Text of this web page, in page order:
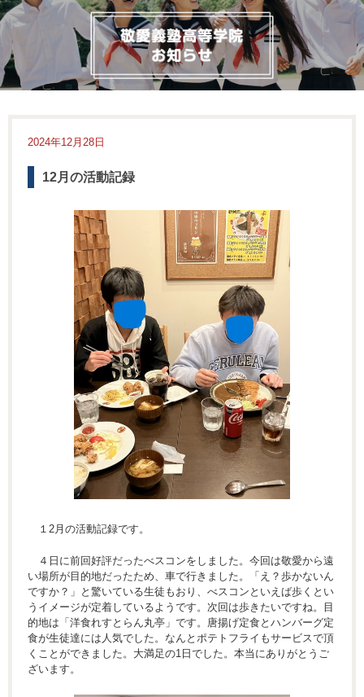
2024年12月28日
12月の活動記録
１2月の活動記録です。
４日に前回好評だったべスコンをしました。今回は敬愛から遠
い場所が目的地だったため、車で行きました。「え？歩かないん
ですか？」と驚いている生徒もおり、べスコンといえば歩くとい
うイメージが定着しているようです。次回は歩きたいですね。目
的地は「洋食れすとらん丸亭」です。唐揚げ定食とハンバーグ定
食が生徒達には人気でした。なんとポテトフライもサービスで頂
くことができました。大満足の1日でした。本当にありがとうご
ざいます。